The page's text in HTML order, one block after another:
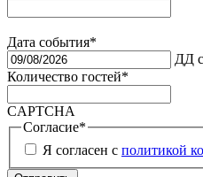
Дата события*
ДД
Количество гостей*
CAPTCHA
Согласие*
Я согласен с политикой